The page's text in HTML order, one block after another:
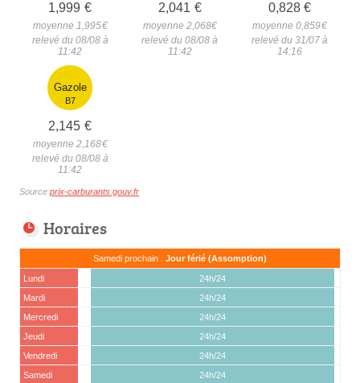
1,999 €
moyenne 1,995€
relevé du 08/08 à
11:42
2,041 €
moyenne 2,068€
relevé du 08/08 à
11:42
0,828 €
moyenne 0,859€
relevé du 31/07 à
14:16
Gazole
B7
2,145 €
moyenne 2,168€
relevé du 08/08 à
11:42
Source prix-carburants.gouv.fr
Horaires
Samedi prochain : Jour férié (Assomption)
Lundi
24h/24
Mardi
24h/24
Mercredi
24h/24
Jeudi
24h/24
Vendredi
24h/24
Samedi
24h/24